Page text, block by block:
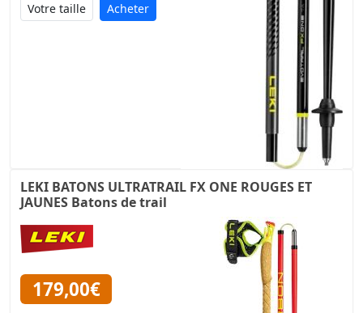
Acheter
LEKI BATONS ULTRATRAIL FX ONE ROUGES ET
JAUNES Batons de trail
179,00€